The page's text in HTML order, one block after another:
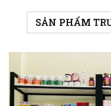
SẢN PHẨM